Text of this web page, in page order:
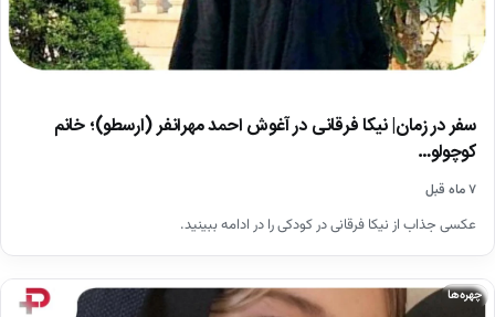
سفر در زمان| نیکا فرقانی در آغوش احمد مهرانفر (ارسطو)؛ خانم
کوچولو…
۷ ماه قبل
عکسی جذاب از نیکا فرقانی در کودکی را در ادامه ببینید.
چهره‌ها